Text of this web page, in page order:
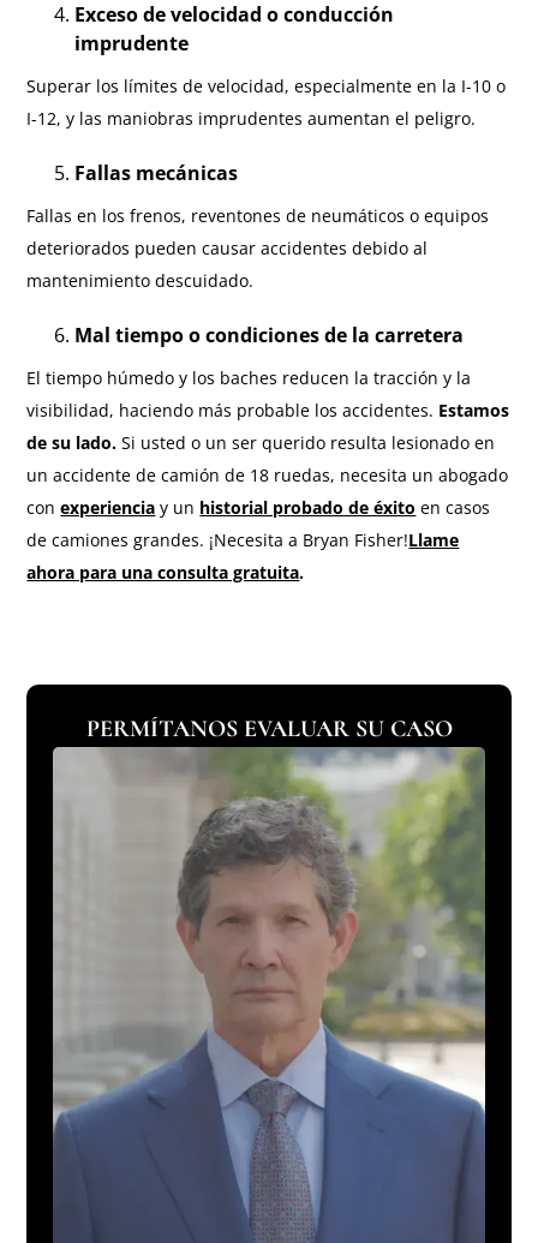
Exceso de velocidad o conducción
imprudente
Superar los límites de velocidad, especialmente en la I-10 o
I-12, y las maniobras imprudentes aumentan el peligro.
Fallas mecánicas
Fallas en los frenos, reventones de neumáticos o equipos
deteriorados pueden causar accidentes debido al
mantenimiento descuidado.
Mal tiempo o condiciones de la carretera
El tiempo húmedo y los baches reducen la tracción y la
visibilidad, haciendo más probable los accidentes. Estamos
de su lado. Si usted o un ser querido resulta lesionado en
un accidente de camión de 18 ruedas, necesita un abogado
conexperiencia y un historial probado de éxito en casos
de camiones grandes. ¡Necesita a Bryan Fisher!Llame
ahora para una consulta gratuita.
PERMÍTANOS EVALUAR SU CASO